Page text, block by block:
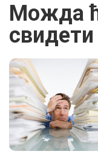
Можда
свидети